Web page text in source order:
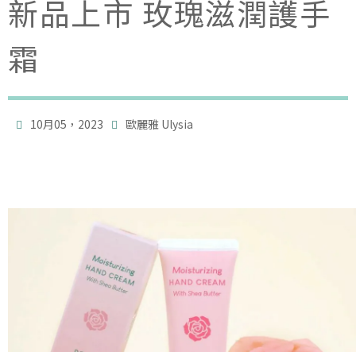
新品上市 玫瑰滋潤護手
霜
 10月05，2023  歐麗雅 Ulysia